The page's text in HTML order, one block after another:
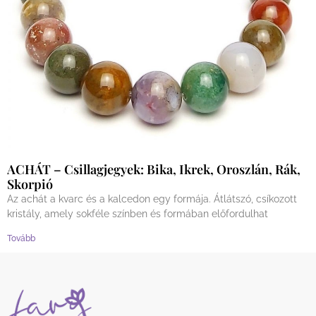
ACHÁT – Csillagjegyek: Bika, Ikrek, Oroszlán, Rák,
Skorpió
Az achát a kvarc és a kalcedon egy formája. Átlátszó, csíkozott
kristály, amely sokféle színben és formában előfordulhat
Tovább